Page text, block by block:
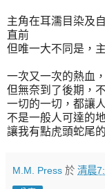
主角在耳濡目染及
直前
但唯一大不同是，
一次又一次的熱血
但無奈到了後期，
一切的一切，都讓
不是一般人可達的
讓我有點虎頭蛇尾
M.M. Press 於 清晨